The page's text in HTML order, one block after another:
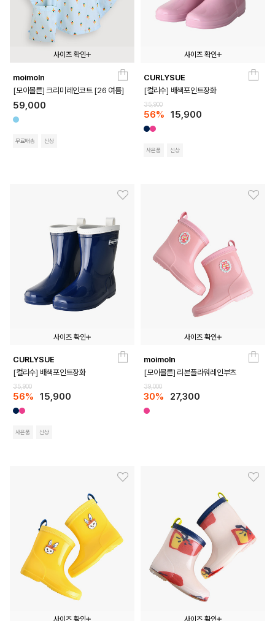
사이즈 확인
moimoln
[모이몰른] 크리미레인코트 [26 여름]
59,000
무료배송 신상
사이즈 확인
170180
CURLYSUE
[컬리수] 배색포인트장화
35,900
56% 15,900
사은품 신상
사이즈 확인
170180
CURLYSUE
[컬리수] 배색포인트장화
35,900
56% 15,900
사은품 신상
사이즈 확인
140
moimoln
[모이몰른] 리본플라워레인부츠
39,000
30% 27,300